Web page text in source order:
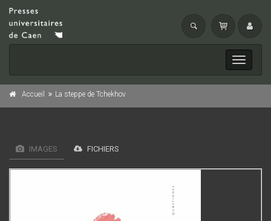
Toggle
Accueil La steppe de Tchekhov
IMAGES FICHIERS